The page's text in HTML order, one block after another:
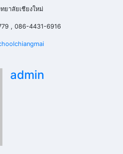
ยาลัยเชียงใหม่
, 086-4431-6916
admin